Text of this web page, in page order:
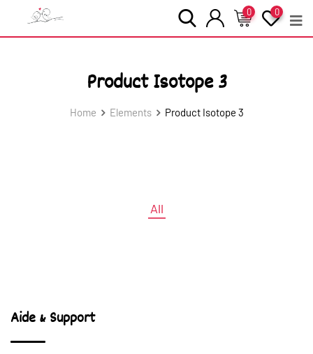
0
0
Product Isotope 3
Home Elements Product Isotope 3
All
Aide & Support